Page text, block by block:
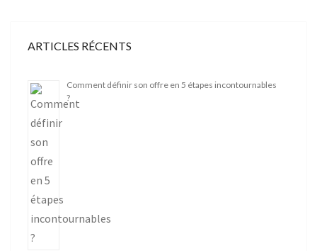
ARTICLES RÉCENTS
Comment définir son offre en 5 étapes incontournables
?